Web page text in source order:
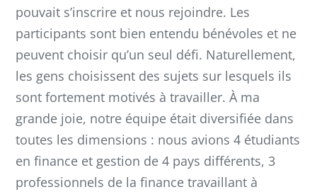
pouvait s’inscrire et nous rejoindre. Les
participants sont bien entendu bénévoles et ne
peuvent choisir qu’un seul défi. Naturellement,
les gens choisissent des sujets sur lesquels ils
sont fortement motivés à travailler. À ma
grande joie, notre équipe était diversifiée dans
toutes les dimensions : nous avions 4 étudiants
en finance et gestion de 4 pays différents, 3
professionnels de la finance travaillant à